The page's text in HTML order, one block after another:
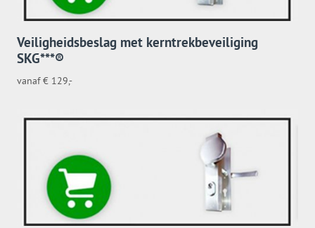
Veiligheidsbeslag met kerntrekbeveiliging
SKG***®
vanaf € 129,-